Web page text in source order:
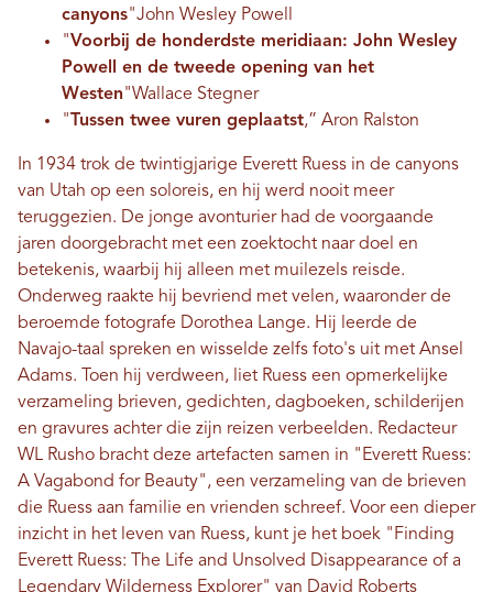
canyons"John Wesley Powell
"Voorbij de honderdste meridiaan: John Wesley
Powell en de tweede opening van het
Westen"Wallace Stegner
"
Tussen twee vuren geplaatst,” Aron Ralston
In 1934 trok de twintigjarige Everett Ruess in de canyons
van Utah op een soloreis, en hij werd nooit meer
teruggezien. De jonge avonturier had de voorgaande
jaren doorgebracht met een zoektocht naar doel en
betekenis, waarbij hij alleen met muilezels reisde.
Onderweg raakte hij bevriend met velen, waaronder de
beroemde fotografe Dorothea Lange. Hij leerde de
Navajo-taal spreken en wisselde zelfs foto's uit met Ansel
Adams. Toen hij verdween, liet Ruess een opmerkelijke
verzameling brieven, gedichten, dagboeken, schilderijen
en gravures achter die zijn reizen verbeelden. Redacteur
WL Rusho bracht deze artefacten samen in "Everett Ruess:
A Vagabond for Beauty", een verzameling van de brieven
die Ruess aan familie en vrienden schreef. Voor een dieper
inzicht in het leven van Ruess, kunt je het boek "Finding
Everett Ruess: The Life and Unsolved Disappearance of a
Legendary Wilderness Explorer" van David Roberts